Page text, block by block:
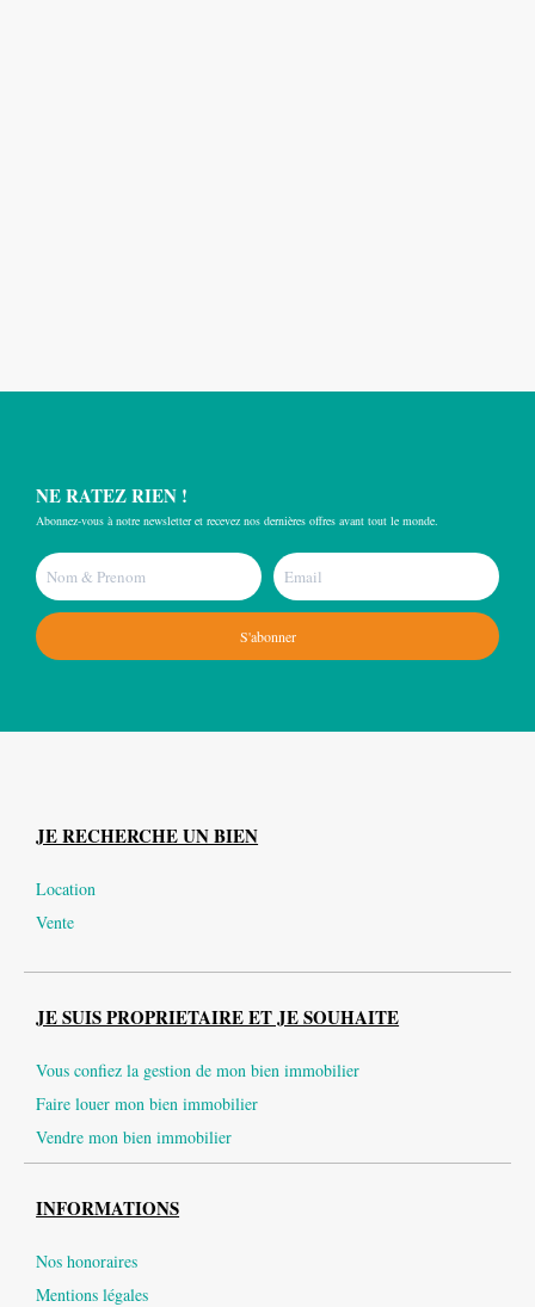
NE RATEZ RIEN !
Abonnez-vous à notre newsletter et recevez nos dernières offres avant tout le monde.
S'abonner
JE RECHERCHE UN BIEN
Location
Vente
JE SUIS PROPRIETAIRE ET JE SOUHAITE
Vous confiez la gestion de mon bien immobilier
Faire louer mon bien immobilier
Vendre mon bien immobilier
INFORMATIONS
Nos honoraires
Mentions légales